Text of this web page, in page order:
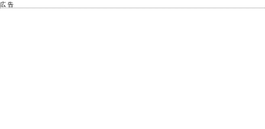
広 告